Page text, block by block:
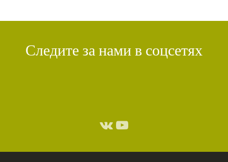
Следите за нами в соцсетях